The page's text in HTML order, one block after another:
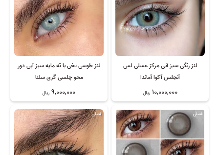
لنز رنگی سبز آبی مرکز عسلی لس
آنجلس آکوا آماندا
10,000,000 ریال
لنز طوسی یخی با ته مایه سبز آبی دور
محو چلسی گری سلنا
9,000,000 ریال
فصلی فصلی